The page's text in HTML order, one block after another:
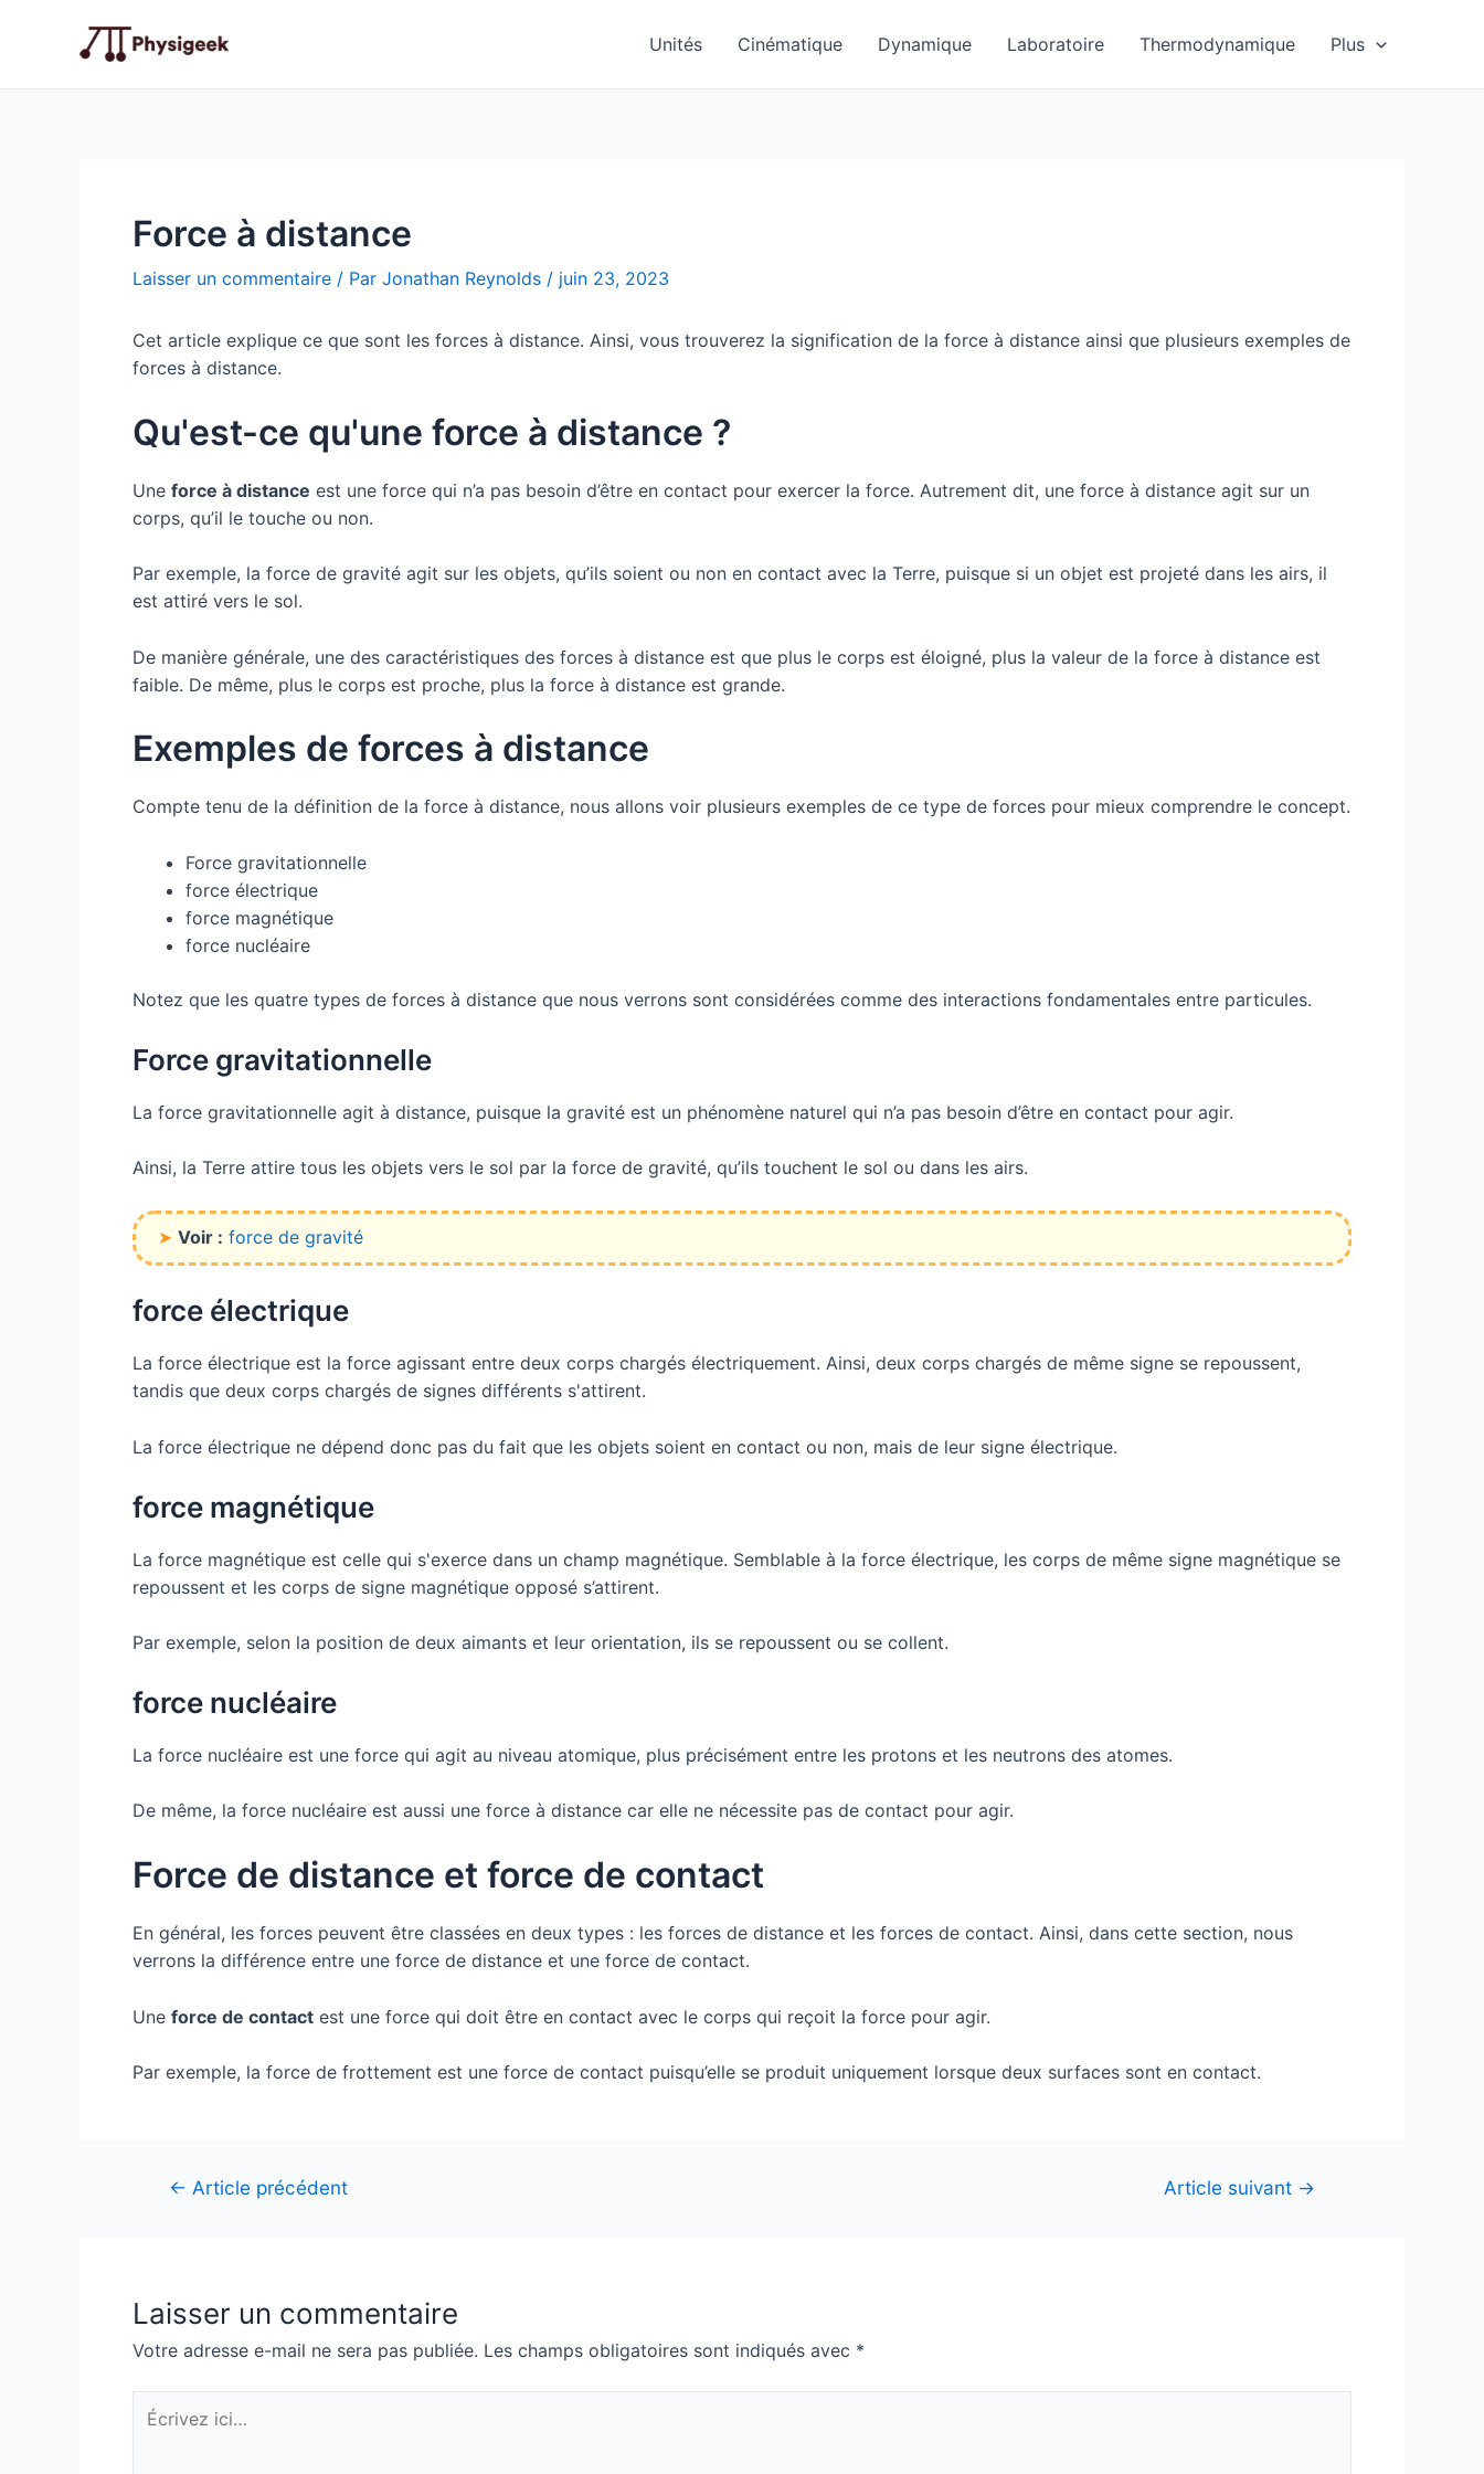
Unités Cinématique Dynamique Laboratoire Thermodynamique Plus
Force à distance
Laisser un commentaire / Par Jonathan Reynolds / juin 23, 2023
Cet article explique ce que sont les forces à distance. Ainsi, vous trouverez la signification de la force à distance ainsi que plusieurs exemples de
forces à distance.
Qu'est-ce qu'une force à distance ?
Une force à distance est une force qui n’a pas besoin d’être en contact pour exercer la force. Autrement dit, une force à distance agit sur un
corps, qu’il le touche ou non.
Par exemple, la force de gravité agit sur les objets, qu’ils soient ou non en contact avec la Terre, puisque si un objet est projeté dans les airs, il
est attiré vers le sol.
De manière générale, une des caractéristiques des forces à distance est que plus le corps est éloigné, plus la valeur de la force à distance est
faible. De même, plus le corps est proche, plus la force à distance est grande.
Exemples de forces à distance
Compte tenu de la définition de la force à distance, nous allons voir plusieurs exemples de ce type de forces pour mieux comprendre le concept.
Force gravitationnelle
force électrique
force magnétique
force nucléaire
Notez que les quatre types de forces à distance que nous verrons sont considérées comme des interactions fondamentales entre particules.
Force gravitationnelle
La force gravitationnelle agit à distance, puisque la gravité est un phénomène naturel qui n’a pas besoin d’être en contact pour agir.
Ainsi, la Terre attire tous les objets vers le sol par la force de gravité, qu’ils touchent le sol ou dans les airs.
➤ Voir : force de gravité
force électrique
La force électrique est la force agissant entre deux corps chargés électriquement. Ainsi, deux corps chargés de même signe se repoussent,
tandis que deux corps chargés de signes différents s'attirent.
La force électrique ne dépend donc pas du fait que les objets soient en contact ou non, mais de leur signe électrique.
force magnétique
La force magnétique est celle qui s'exerce dans un champ magnétique. Semblable à la force électrique, les corps de même signe magnétique se
repoussent et les corps de signe magnétique opposé s’attirent.
Par exemple, selon la position de deux aimants et leur orientation, ils se repoussent ou se collent.
force nucléaire
La force nucléaire est une force qui agit au niveau atomique, plus précisément entre les protons et les neutrons des atomes.
De même, la force nucléaire est aussi une force à distance car elle ne nécessite pas de contact pour agir.
Force de distance et force de contact
En général, les forces peuvent être classées en deux types : les forces de distance et les forces de contact. Ainsi, dans cette section, nous
verrons la différence entre une force de distance et une force de contact.
Une force de contact est une force qui doit être en contact avec le corps qui reçoit la force pour agir.
Par exemple, la force de frottement est une force de contact puisqu’elle se produit uniquement lorsque deux surfaces sont en contact.
Navigation
← Article précédent Article suivant →
Laisser un commentaire
Votre adresse e-mail ne sera pas publiée. Les champs obligatoires sont indiqués avec *
Écrivez
ici…